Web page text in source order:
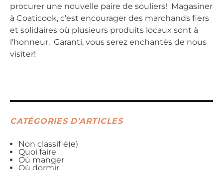
procurer une nouvelle paire de souliers! Magasiner
à Coaticook, c’est encourager des marchands fiers
et solidaires où plusieurs produits locaux sont à
l’honneur. Garanti, vous serez enchantés de nous
visiter!
CATÉGORIES D’ARTICLES
Non classifié(e)
Quoi faire
Où manger
Où dormir